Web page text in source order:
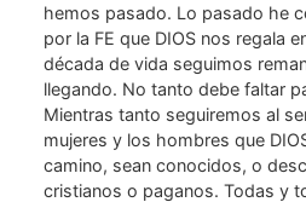
hemos pasado. Lo pasado he
por la FE que DIOS nos regala
década de vida seguimos
llegando. No tanto debe faltar
Mientras tanto seguiremos al
mujeres y los hombres que
camino, sean conocidos, o
cristianos o paganos. Todas y